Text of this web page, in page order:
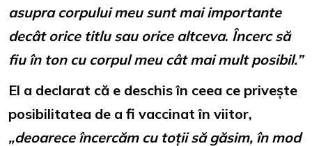
asupra corpului meu sunt mai importante
decât orice titlu sau orice altceva. Încerc să
fiu în ton cu corpul meu cât mai mult posibil.”
El a declarat că e deschis în ceea ce privește
posibilitatea de a fi vaccinat în viitor,
„deoarece încercăm cu toții să găsim, în mod